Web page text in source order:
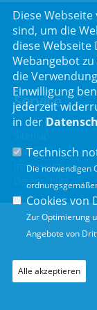
Luitpoldstr. 55
96052 Bamberg
Service
Kontakt
Impressum
Datenschutz
Diese
sind, um die
diese
Webangebot
die
Einwilligung
jederzeit
in der
Technisch
Die notwendigen
Cookies von
Zur Optimierung
Angebote von
Alle akzeptieren